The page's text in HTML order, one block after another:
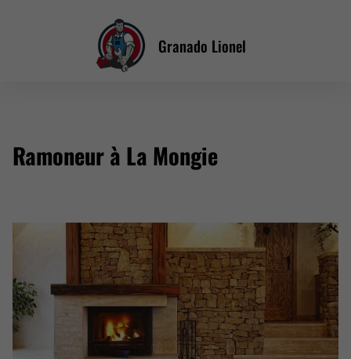
Granado Lionel
Ramoneur à La Mongie